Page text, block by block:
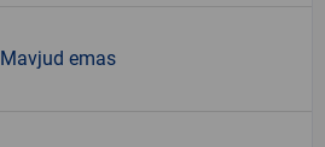
Mavjud emas